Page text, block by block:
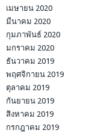
เมษายน 2020
มีนาคม 2020
กุมภาพันธ์ 2020
มกราคม 2020
ธันวาคม 2019
พฤศจิกายน 2019
ตุลาคม 2019
กันยายน 2019
สิงหาคม 2019
กรกฎาคม 2019